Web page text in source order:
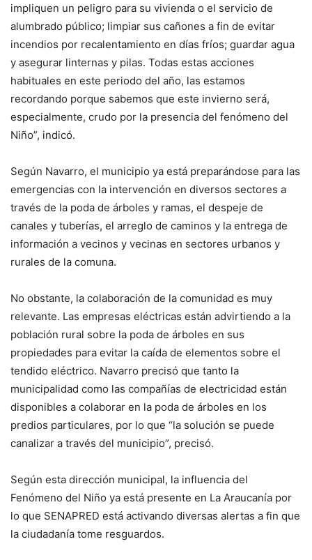
impliquen un peligro para su vivienda o el servicio de
alumbrado público; limpiar sus cañones a fin de evitar
incendios por recalentamiento en días fríos; guardar agua
y asegurar linternas y pilas. Todas estas acciones
habituales en este periodo del año, las estamos
recordando porque sabemos que este invierno será,
especialmente, crudo por la presencia del fenómeno del
Niño”, indicó.
Según Navarro, el municipio ya está preparándose para las
emergencias con la intervención en diversos sectores a
través de la poda de árboles y ramas, el despeje de
canales y tuberías, el arreglo de caminos y la entrega de
información a vecinos y vecinas en sectores urbanos y
rurales de la comuna.
No obstante, la colaboración de la comunidad es muy
relevante. Las empresas eléctricas están advirtiendo a la
población rural sobre la poda de árboles en sus
propiedades para evitar la caída de elementos sobre el
tendido eléctrico. Navarro precisó que tanto la
municipalidad como las compañías de electricidad están
disponibles a colaborar en la poda de árboles en los
predios particulares, por lo que “la solución se puede
canalizar a través del municipio”, precisó.
Según esta dirección municipal, la influencia del
Fenómeno del Niño ya está presente en La Araucanía por
lo que SENAPRED está activando diversas alertas a fin que
la ciudadanía tome resguardos.